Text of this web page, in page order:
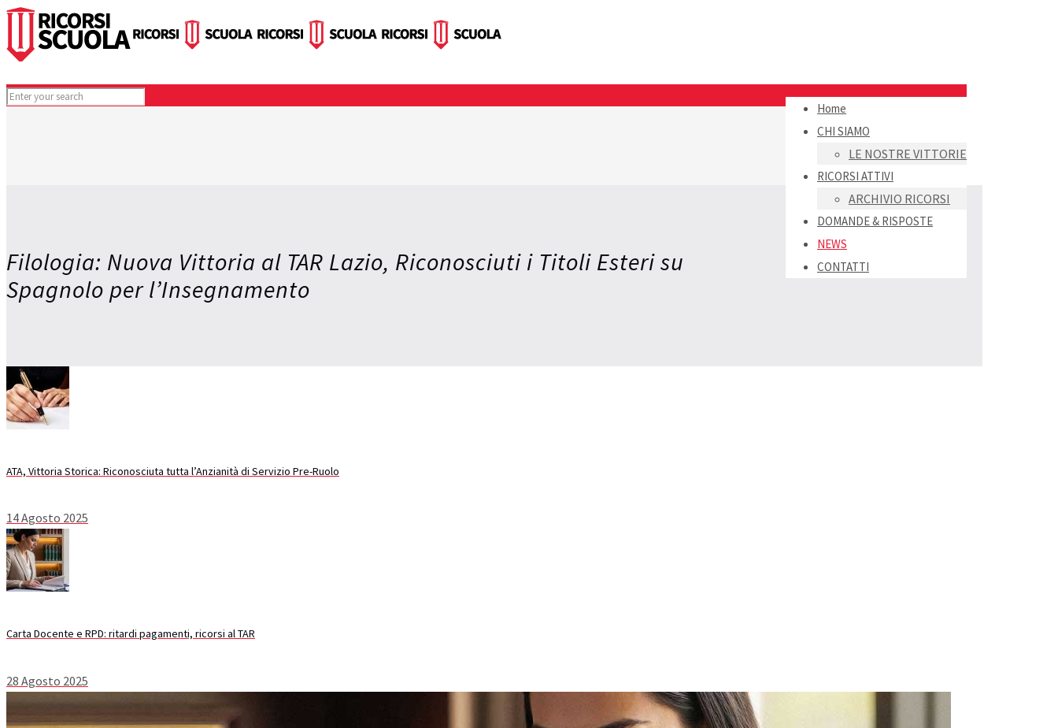
Home
CHI SIAMO
LE NOSTRE VITTORIE
RICORSI ATTIVI
ARCHIVIO RICORSI
DOMANDE & RISPOSTE
NEWS
CONTATTI
Filologia: Nuova Vittoria al TAR Lazio, Riconosciuti i Titoli Esteri su
Spagnolo per l’Insegnamento
ATA, Vittoria Storica: Riconosciuta tutta l’Anzianità di Servizio Pre-Ruolo
14 Agosto 2025
Carta Docente e RPD: ritardi pagamenti, ricorsi al TAR
28 Agosto 2025